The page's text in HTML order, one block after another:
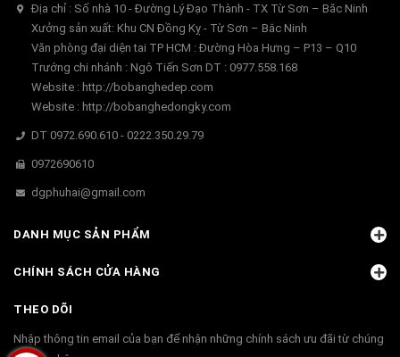
Địa chỉ : Số nhà 10 - Đường Lý Đạo Thành - TX Từ Sơn – Băc Ninh
Xưởng sản xuất: Khu CN Đồng Kỵ - Từ Sơn – Bắc Ninh
Văn phòng đại diện tai TP HCM : Đường Hòa Hưng – P13 – Q10
Trướng chi nhánh : Ngô Tiến Sơn DT : 0977.558.168
Website : http://bobanghedep.com
Website : http://bobanghedongky.com
DT 0972.690.610 - 0222.350.29.79
0972690610
dgphuhai@gmail.com
DANH MỤC SẢN PHẨM
CHÍNH SÁCH CỬA HÀNG
THEO DÕI
Nhập thông tin email của bạn để nhận những chính sách ưu đãi từ chúng